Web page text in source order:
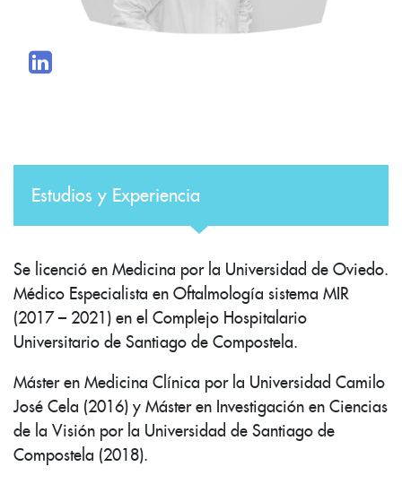
Estudios y Experiencia
Se licenció en Medicina por la Universidad de Oviedo.
Médico Especialista en Oftalmología sistema MIR
(2017 – 2021) en el Complejo Hospitalario
Universitario de Santiago de Compostela.
Máster en Medicina Clínica por la Universidad Camilo
José Cela (2016) y Máster en Investigación en Ciencias
de la Visión por la Universidad de Santiago de
Compostela (2018).